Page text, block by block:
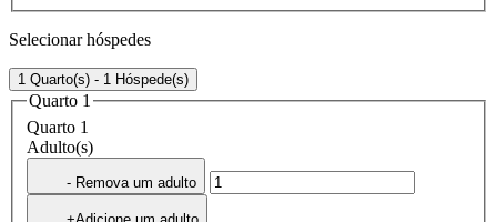
Selecionar hóspedes
1 Quarto(s) - 1 Hóspede(s)
Quarto 1
Quarto 1
Adulto(s)
- Remova um adulto